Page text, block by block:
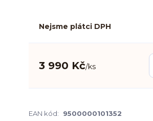
Nejsme plátci DPH
3 990 Kč/ks
EAN kód: 9500000101352